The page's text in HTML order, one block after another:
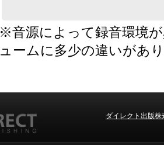
※音源によって録音環境
ュームに多少の違いがあ
ダイレクト出版株